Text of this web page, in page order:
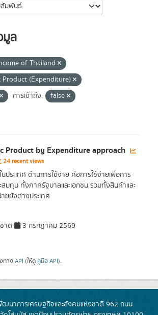
ล
of Thailand
Product (Expenditure)
การเข้าถึง:
false
Product by Expenditure approach
24 recent views
ระเทศ ด้านการใช้จ่าย คือการใช้จ่ายเพื่อการ
สมทุน ทั้งภาครัฐบาลและเอกชน รวมทั้งสินค้าและ
ยยังต่างประเทศ
าติ 3 กรกฎาคม 2569
ทาง API (ให้ดู คู่มือ API).
นาการเศรษฐกิจและสังคมแห่งชาติ 962 ถนน